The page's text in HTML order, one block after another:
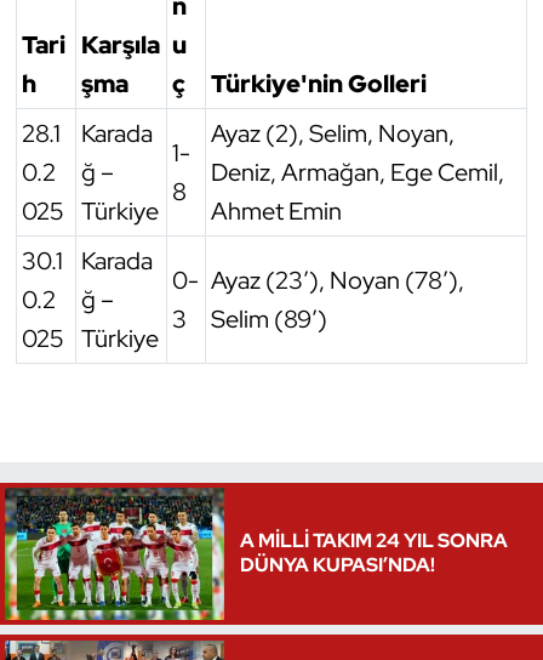
Tari
h
Karşıla
şma
u
ç
Türkiye'nin Golleri
28.1
0.2
025
Karada
ğ –
Türkiye
1-
8
Ayaz (2), Selim, Noyan,
Deniz, Armağan, Ege Cemil,
Ahmet Emin
30.1
0.2
025
Karada
ğ –
Türkiye
0-
3
Ayaz (23’), Noyan (78’),
Selim (89’)
A MİLLİ TAKIM 24 YIL SONRA
DÜNYA KUPASI’NDA!
Triatlon
Voleybol
Vücut Geliştirme Fitness
Wushu Kungfu
Yelken
Yüzme